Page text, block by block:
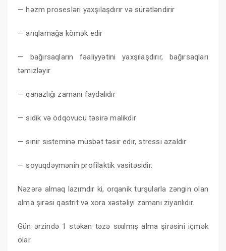
— həzm prosesləri yaxşılaşdırır və sürətləndirir
— arıqlamağa kömək edir
— bağırsaqların fəaliyyətini yaxşılaşdırır, bağırsaqları
təmizləyir
— qanazlığı zamanı faydalıdır
— sidik və ödqovucu təsirə malikdir
— sinir sisteminə müsbət təsir edir, stressi azaldır
— soyuqdəymənin profilaktik vasitəsidir.
Nəzərə almaq lazımdır ki, orqanik turşularla zəngin olan
alma şirəsi qastrit və xora xəstəliyi zamanı ziyanlıdır.
Gün ərzində 1 stəkan təzə sıxılmış alma şirəsini içmək
olar.